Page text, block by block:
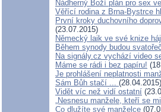
Nádherný Boží plán pro sex
Věřící rodina z Brna-Bystrce
První kroky duchovního
(23.07.2015)
Německý laik ve své knize
Během synody budou
Na signály.cz vychází video
Máme se rádi i bez papíru!
Je prohlášení neplatnosti
Sám Bůh stačí ... (28.04.2015)
Vidět víc než vidí ostatní
„Nesnesu manžele, kteří se
Co dlužíte své manželce